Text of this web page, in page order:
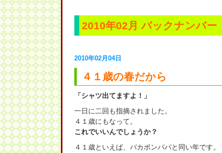
2010年02月 バックナンバー
2010年02月04日
４１歳の春だから
「シャツ出てますよ！」
一日に二回も指摘されました。
４１歳にもなって。
これでいいんでしょうか？
４１歳といえば、バカボンパパと同い年です。